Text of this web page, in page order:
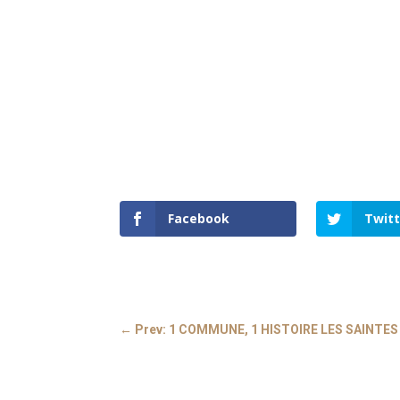
Facebook
← Prev: 1 COMMUNE, 1 HISTOIRE LES SAINTES